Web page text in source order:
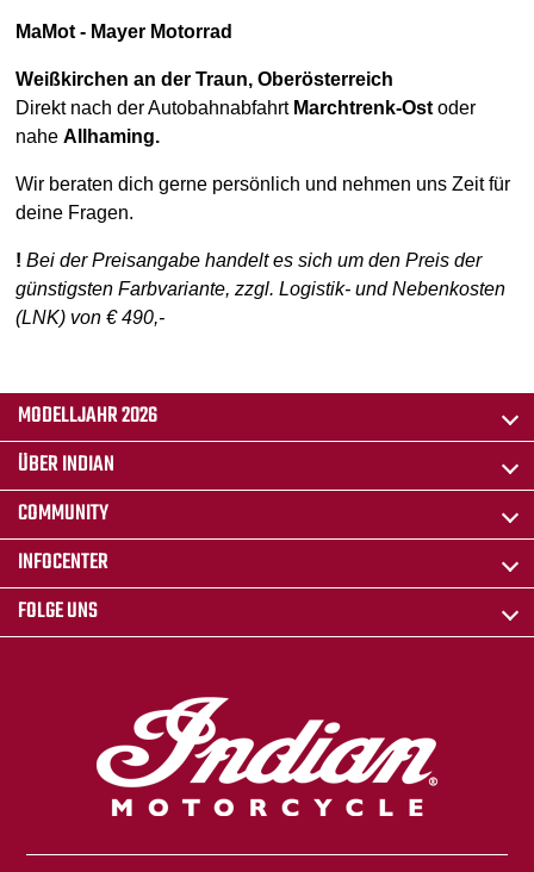
MaMot - Mayer Motorrad
Weißkirchen an der Traun,Oberösterreich
Direkt nach der Autobahnabfahrt Marchtrenk-Ostoder
naheAllhaming.
Wir beraten dich gerne persönlich und nehmen uns Zeit für
deine Fragen.
! Bei der Preisangabe handelt es sich um den Preis der
günstigsten Farbvariante, zzgl. Logistik- und Nebenkosten
(LNK) von € 490,-
MODELLJAHR 2026
ÜBER INDIAN
COMMUNITY
INFOCENTER
FOLGE UNS